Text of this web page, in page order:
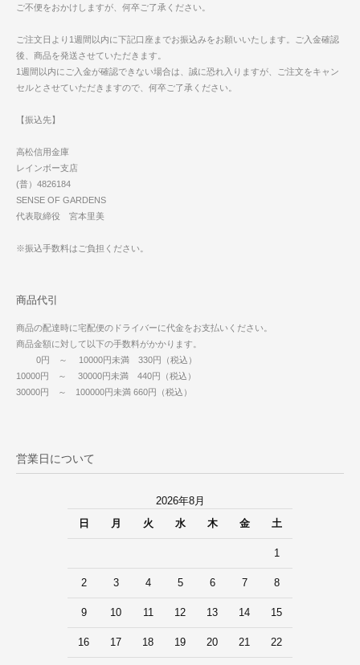
ご不便をおかけしますが、何卒ご了承ください。
ご注文日より1週間以内に下記口座までお振込みをお願いいたします。ご入金確認
後、商品を発送させていただきます。
1週間以内にご入金が確認できない場合は、誠に恐れ入りますが、ご注文をキャン
セルとさせていただきますので、何卒ご了承ください。
【振込先】
高松信用金庫
レインボー支店
(普）4826184
SENSE OF GARDENS
代表取締役 宮本里美
※振込手数料はご負担ください。
商品代引
商品の配達時に宅配便のドライバーに代金をお支払いください。
商品金額に対して以下の手数料がかかります。
0円 ～ 10000円未満 330円（税込）
10000円 ～ 30000円未満 440円（税込）
30000円 ～ 100000円未満 660円（税込）
営業日について
2026年8月
日
月 火 水 木 金 土
1
2 3 4 5 6 7 8
9 10 11 12 13 14 15
16 17 18 19 20 21 22